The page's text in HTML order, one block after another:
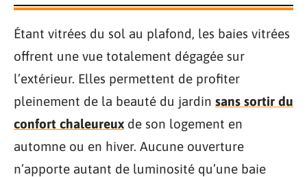
Étant vitrées du sol au plafond, les baies vitrées
offrent une vue totalement dégagée sur
l’extérieur. Elles permettent de profiter
pleinement de la beauté du jardin sans sortir du
confort chaleureux de son logement en
automne ou en hiver. Aucune ouverture
n’apporte autant de luminosité qu’une baie